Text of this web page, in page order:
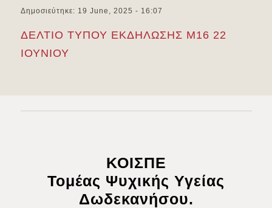
Δημοσιεύτηκε: 19 June, 2025 - 16:07
ΔΕΛΤΙΟ ΤΥΠΟΥ ΕΚΔΗΛΩΣΗΣ Μ16 22
ΙΟΥΝΙΟΥ
ΚΟΙΣΠΕ
Τομέας Ψυχικής Υγείας
Δωδεκανήσου.